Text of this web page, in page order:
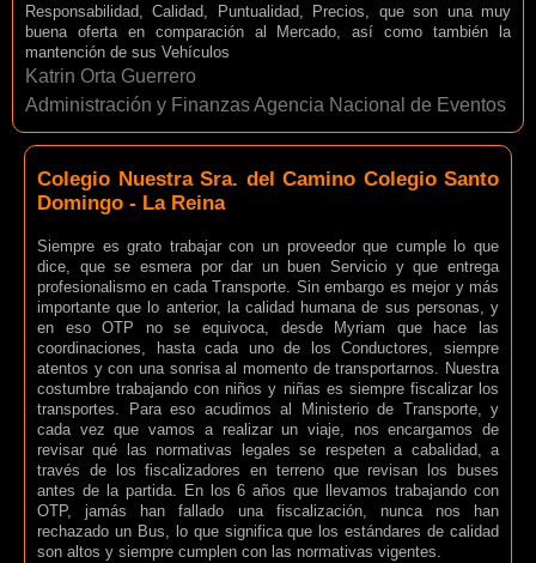
Responsabilidad, Calidad, Puntualidad, Precios, que son una muy
buena oferta en comparación al Mercado, así como también la
mantención de sus Vehículos
Katrin Orta Guerrero
Administración y Finanzas Agencia Nacional de Eventos
Colegio Nuestra Sra. del Camino Colegio Santo
Domingo - La Reina
Siempre es grato trabajar con un proveedor que cumple lo que
dice, que se esmera por dar un buen Servicio y que entrega
profesionalismo en cada Transporte. Sin embargo es mejor y más
importante que lo anterior, la calidad humana de sus personas, y
en eso OTP no se equivoca, desde Myriam que hace las
coordinaciones, hasta cada uno de los Conductores, siempre
atentos y con una sonrisa al momento de transportarnos. Nuestra
costumbre trabajando con niños y niñas es siempre fiscalizar los
transportes. Para eso acudimos al Ministerio de Transporte, y
cada vez que vamos a realizar un viaje, nos encargamos de
revisar qué las normativas legales se respeten a cabalidad, a
través de los fiscalizadores en terreno que revisan los buses
antes de la partida. En los 6 años que llevamos trabajando con
OTP, jamás han fallado una fiscalización, nunca nos han
rechazado un Bus, lo que significa que los estándares de calidad
son altos y siempre cumplen con las normativas vigentes.